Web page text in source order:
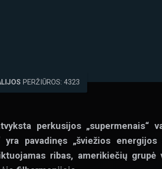
PERŽIŪROS: 4323
perkusijos „supermenais“
pavadinęs „šviežios energijos
ribas, amerikiečių grupė